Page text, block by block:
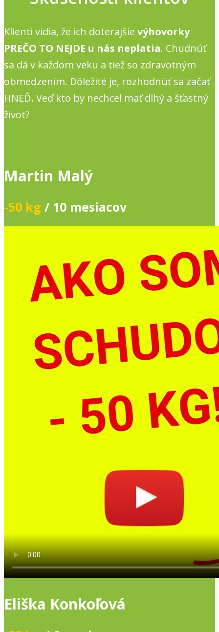
Klienti vidia, že ich doterajšie výhovorky
PREČO TO NEJDE u nás neplatia. Chudnúť
sa dá v každom veku a tiež so zdravotným
obmedzením. Dôležité je, rozhodnúť sa začať
HNEĎ. Veď kto by nechcel mať dlhý a šťastný
život?
Martin Malý
-50 kg / 10 mesiacov
Eliška Konkoľová